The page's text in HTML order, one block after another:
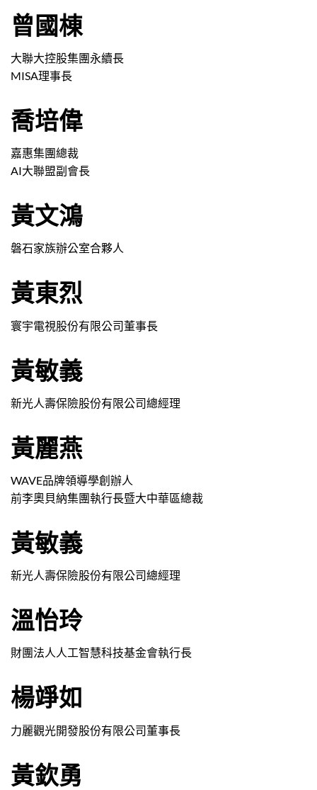
曾國棟
大聯大控股集團永續長
MISA理事長
喬培偉
嘉惠集團總裁
AI大聯盟副會長
黃文鴻
磐石家族辦公室合夥人
黃東烈
寰宇電視股份有限公司董事長
黃敏義
新光人壽保險股份有限公司總經理
黃麗燕
WAVE品牌領導學創辦人
前李奧貝納集團執行長暨大中華區總裁
黃敏義
新光人壽保險股份有限公司總經理
溫怡玲
財團法人人工智慧科技基金會執行長
楊竫如
力麗觀光開發股份有限公司董事長
黃欽勇